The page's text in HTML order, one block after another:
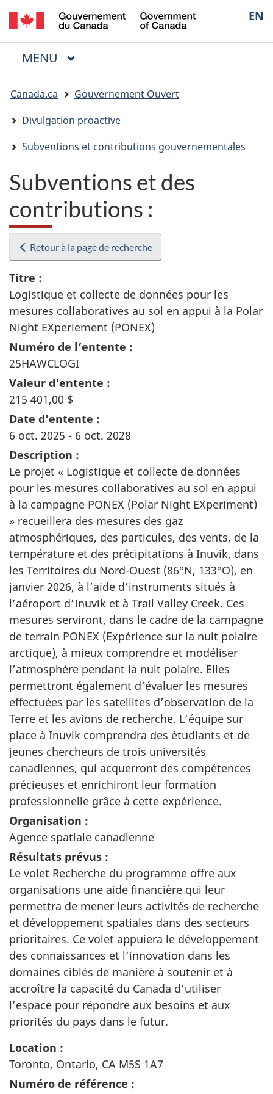
Passer
au
contenu
Passer
à
« Au
Passer
à
la
EN
of
Menu
MENU PRINCIPAL
êtes
ici
Canada.ca
Gouvernement Ouvert
Divulgation proactive
Subventions et contributions gouvernementales
Subventions et des
contributions :
Retour à la page de recherche
Titre :
Logistique et collecte de données pour les
mesures collaboratives au sol en appui à la Polar
Night EXperiement (PONEX)
Numéro de l’entente :
25HAWCLOGI
Valeur d'entente :
215 401,00 $
Date d'entente :
6 oct. 2025 - 6 oct. 2028
Description :
Le projet « Logistique et collecte de données
pour les mesures collaboratives au sol en appui
à la campagne PONEX (Polar Night EXperiment)
» recueillera des mesures des gaz
atmosphériques, des particules, des vents, de la
température et des précipitations à Inuvik, dans
les Territoires du Nord-Ouest (86°N, 133°O), en
janvier 2026, à l’aide d’instruments situés à
l’aéroport d’Inuvik et à Trail Valley Creek. Ces
mesures serviront, dans le cadre de la campagne
de terrain PONEX (Expérience sur la nuit polaire
arctique), à mieux comprendre et modéliser
l’atmosphère pendant la nuit polaire. Elles
permettront également d’évaluer les mesures
effectuées par les satellites d’observation de la
Terre et les avions de recherche. L’équipe sur
place à Inuvik comprendra des étudiants et de
jeunes chercheurs de trois universités
canadiennes, qui acquerront des compétences
précieuses et enrichiront leur formation
professionnelle grâce à cette expérience.
Organisation :
Agence spatiale canadienne
Résultats prévus :
Le volet Recherche du programme offre aux
organisations une aide financière qui leur
permettra de mener leurs activités de recherche
et développement spatiales dans des secteurs
prioritaires. Ce volet appuiera le développement
des connaissances et l’innovation dans les
domaines ciblés de manière à soutenir et à
accroître la capacité du Canada d’utiliser
l’espace pour répondre aux besoins et aux
priorités du pays dans le futur.
Location :
Toronto, Ontario, CA M5S 1A7
Numéro de référence :